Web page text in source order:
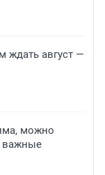
ждать август —
можно
важные